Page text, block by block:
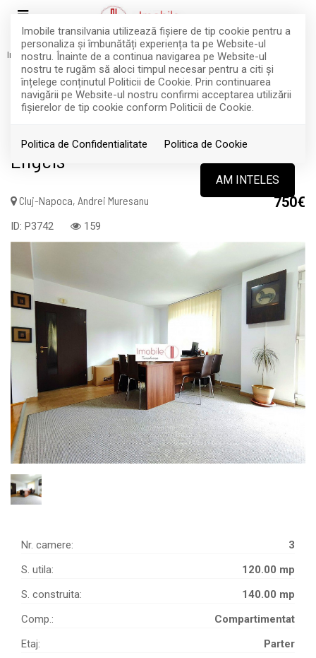
Imobile transilvania utilizează fişiere de tip cookie pentru a
personaliza și îmbunătăți experiența ta pe Website-ul
nostru. Înainte de a continua navigarea pe Website-ul
nostru te rugăm să aloci timpul necesar pentru a citi și
înțelege conținutul Politicii de Cookie. Prin continuarea
navigării pe Website-ul nostru confirmi acceptarea utilizării
fişierelor de tip cookie conform Politicii de Cookie.
Politica de Confidentialitate Politica de Cookie
AM INTELES
Inchiriere Spatii birouri Cluj-Napoca Andrei Muresanu
Acest anunt nu mai este activ !
Chirie Andrei Muresanu | Piata
Engels
Cluj-Napoca, Andrei Muresanu 750€
ID: P3742 159
INCHIRIAT
Nr. camere:
3
S. utila:
120.00 mp
S. construita:
140.00 mp
Comp.:
Compartimentat
Etaj:
Parter